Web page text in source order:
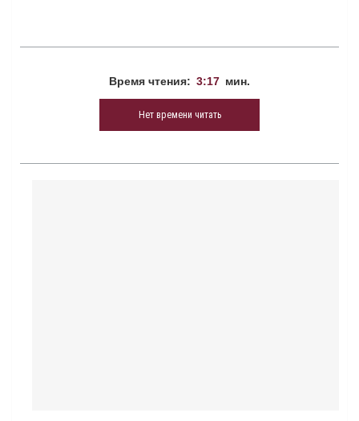
Время чтения: 3:17 мин.
Нет времени читать